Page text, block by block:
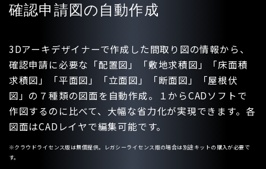
確認申請図の自動作成
3Dアーキデザイナーで作成した間取り図の情報から、
確認申請に必要な「配置図」「敷地求積図」「床面積
求積図」「平面図」「立面図」「断面図」「屋根伏
図」の７種類の図面を自動作成。１からCADソフトで
作図するのに比べて、大幅な省力化が実現できます。各
図面はCADレイヤで編集可能です。
※クラウドライセンス版は無償提供。レガシーライセンス版の場合は別途キットの購入が必要で
す。